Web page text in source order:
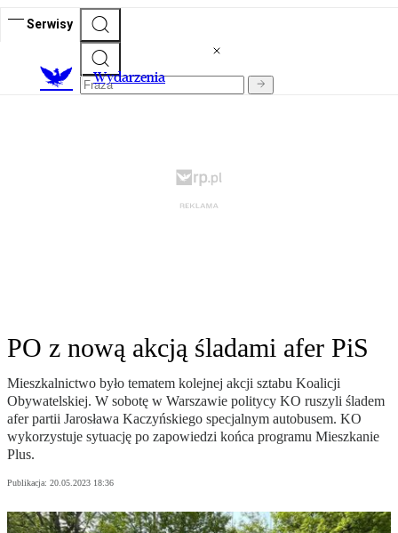
Serwisy
Wydarzenia
PO z nową akcją śladami afer PiS
Mieszkalnictwo było tematem kolejnej akcji sztabu Koalicji
Obywatelskiej. W sobotę w Warszawie politycy KO ruszyli śladem
afer partii Jarosława Kaczyńskiego specjalnym autobusem. KO
wykorzystuje sytuację po zapowiedzi końca programu Mieszkanie
Plus.
Publikacja: 20.05.2023 18:36